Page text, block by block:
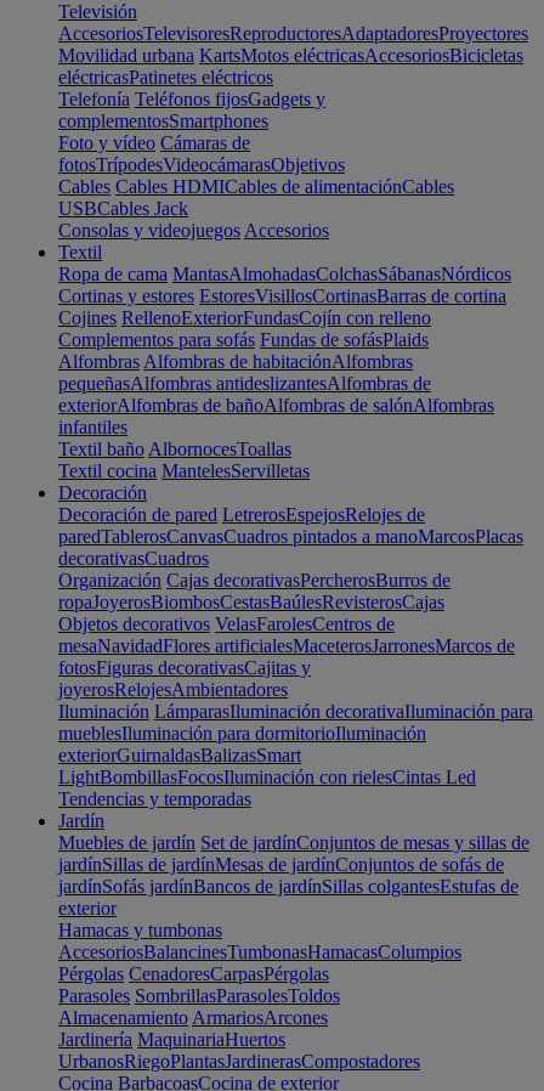
Televisión
AccesoriosTelevisoresReproductoresAdaptadoresProyectores
Movilidad urbana KartsMotos eléctricasAccesoriosBicicletas
eléctricasPatinetes eléctricos
Telefonía Teléfonos fijosGadgets y
complementosSmartphones
Foto y vídeo Cámaras de
fotosTrípodesVideocámarasObjetivos
Cables Cables HDMICables de alimentaciónCables
USBCables Jack
Consolas y videojuegos Accesorios
Textil
Ropa de cama MantasAlmohadasColchasSábanasNórdicos
Cortinas y estores EstoresVisillosCortinasBarras de cortina
Cojines RellenoExteriorFundasCojín con relleno
Complementos para sofás Fundas de sofásPlaids
Alfombras Alfombras de habitaciónAlfombras
pequeñasAlfombras antideslizantesAlfombras de
exteriorAlfombras de bañoAlfombras de salónAlfombras
infantiles
Textil baño AlbornocesToallas
Textil cocina MantelesServilletas
Decoración
Decoración de pared LetrerosEspejosRelojes de
paredTablerosCanvasCuadros pintados a manoMarcosPlacas
decorativasCuadros
Organización Cajas decorativasPercherosBurros de
ropaJoyerosBiombosCestasBaúlesRevisterosCajas
Objetos decorativos VelasFarolesCentros de
mesaNavidadFlores artificialesMaceterosJarronesMarcos de
fotosFiguras decorativasCajitas y
joyerosRelojesAmbientadores
Iluminación LámparasIluminación decorativaIluminación para
mueblesIluminación para dormitorioIluminación
exteriorGuirnaldasBalizasSmart
LightBombillasFocosIluminación con rielesCintas Led
Tendencias y temporadas
Jardín
Muebles de jardín Set de jardínConjuntos de mesas y sillas de
jardínSillas de jardínMesas de jardínConjuntos de sofás de
jardínSofás jardínBancos de jardínSillas colgantesEstufas de
exterior
Hamacas y tumbonas
AccesoriosBalancinesTumbonasHamacasColumpios
Pérgolas CenadoresCarpasPérgolas
Parasoles SombrillasParasolesToldos
Almacenamiento ArmariosArcones
Jardinería MaquinariaHuertos
UrbanosRiegoPlantasJardinerasCompostadores
Cocina BarbacoasCocina de exterior